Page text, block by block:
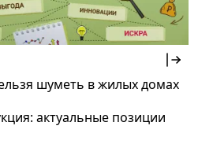
шуметь в жилых домах
актуальные позиции